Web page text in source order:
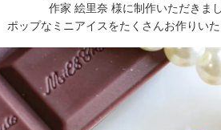
作家 絵里奈 様に制作いただきま
ポップなミニアイスをたくさんお作りい